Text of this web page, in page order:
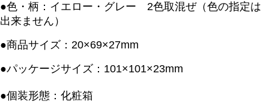
●色・柄：イエロー・グレー 2色取混ぜ（色の指定は
出来ません）
●商品サイズ：20×69×27mm
●パッケージサイズ：101×101×23mm
●個装形態 ：化粧箱